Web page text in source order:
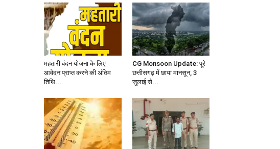
महतारी वंदन योजना के लिए
आवेदन प्राप्त करने की अंतिम
तिथि...
CG Monsoon Update: पूरे
छत्तीसगढ़ में छाया मानसून, 3
जुलाई से...